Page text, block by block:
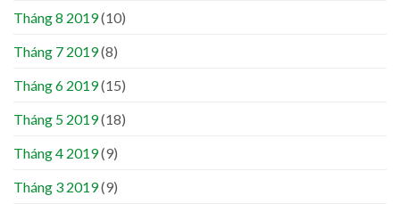
Tháng 8 2019(10)
Tháng 7 2019(8)
Tháng 6 2019(15)
Tháng 5 2019(18)
Tháng 4 2019(9)
Tháng 3 2019(9)